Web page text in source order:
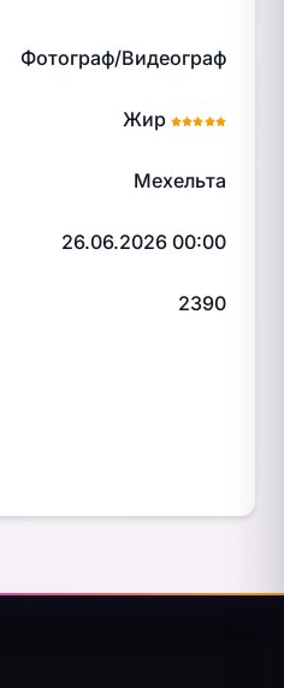
Фотограф/Видеограф
Жир
Мехельта
26.06.2026 00:00
2390